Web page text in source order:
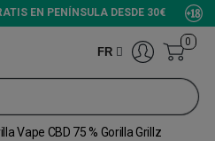
EN PENÍNSULA DESDE 30€
FR
0
Vape CBD 75 % Gorilla Grillz